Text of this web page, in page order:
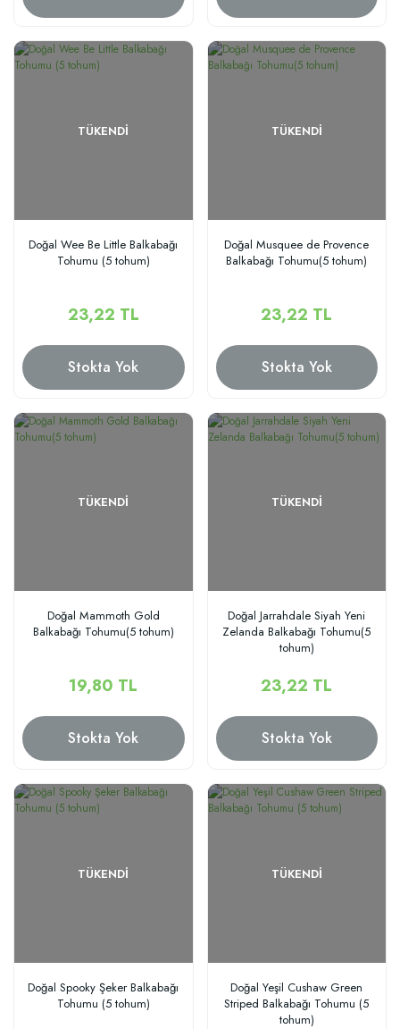
TÜKENDI
Doğal Wee Be Little Balkabağı
Tohumu (5 tohum)
23,22 TL
Stokta Yok
TÜKENDI
Doğal Musquee de Provence
Balkabağı Tohumu(5 tohum)
23,22 TL
Stokta Yok
TÜKENDI
Doğal Mammoth Gold
Balkabağı Tohumu(5 tohum)
19,80 TL
Stokta Yok
TÜKENDI
Doğal Jarrahdale Siyah Yeni
Zelanda Balkabağı Tohumu(5
tohum)
23,22 TL
Stokta Yok
TÜKENDI
Doğal Spooky Şeker Balkabağı
Tohumu (5 tohum)
TÜKENDI
Doğal Yeşil Cushaw Green
Striped Balkabağı Tohumu (5
tohum)